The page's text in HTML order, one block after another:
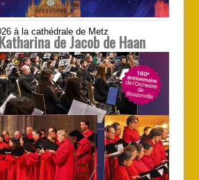
à la cathédrale de Metz
de Jacob de Haan